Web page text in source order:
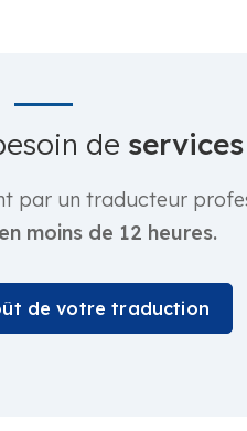
de services
par un traducteur
moins de 12 heures.
de votre traduction